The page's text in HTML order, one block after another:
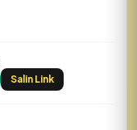
Salin Link